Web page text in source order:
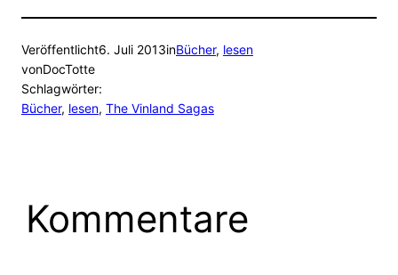
Veröffentlicht6. Juli 2013inBücher, lesen
vonDocTotte
Schlagwörter:
Bücher, lesen, The Vinland Sagas
Kommentare